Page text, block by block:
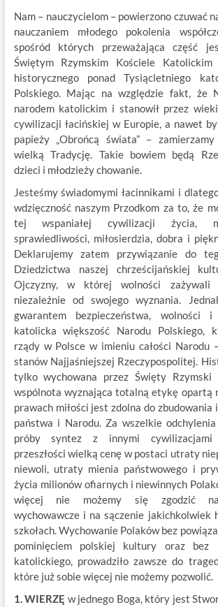
Nam – nauczycielom – powierzono czuwać
nauczaniem młodego pokolenia
spośród których przeważająca część
Świętym Rzymskim Kościele
historycznego ponad Tysiącletniego
Polskiego. Mając na względzie fakt, że
narodem katolickim i stanowił przez
cywilizacji łacińskiej w Europie, a nawet
papieży „Obrońcą świata” –
wielką Tradycję. Takie bowiem będą
dzieci i młodzieży chowanie.
Jesteśmy świadomymi łacinnikami i
wdzięczność naszym Przodkom za to, że
tej wspaniałej cywilizacji życia,
sprawiedliwości, miłosierdzia, dobra i
Deklarujemy zatem przywiązanie do
Dziedzictwa naszej
chrześcijańskiej
Ojczyzny, w której wolności zażywali
niezależnie od swojego wyznania.
gwarantem bezpieczeństwa, wolności
katolicka większość Narodu Polskiego,
rządy w Polsce w imieniu całości Narodu
stanów Najjaśniejszej Rzeczypospolitej.
tylko wychowana przez Święty Rzymski
wspólnota wyznająca totalną etykę opartą
prawach miłości jest zdolna do
państwa i Narodu. Za wszelkie
próby syntez z innymi cywilizacjami
przeszłości wielką cenę w postaci utraty
niewoli, utraty mienia państwowego i
życia milionów ofiarnych i niewinnych
więcej nie możemy się zgodzić na
wychowawcze i na sączenie jakichkolwiek
szkołach. Wychowanie Polaków bez
pominięciem polskiej kultury oraz bez
katolickiego, prowadziło zawsze do
które już sobie więcej nie możemy pozwolić.
1. WIERZĘ w jednego Boga, który jest